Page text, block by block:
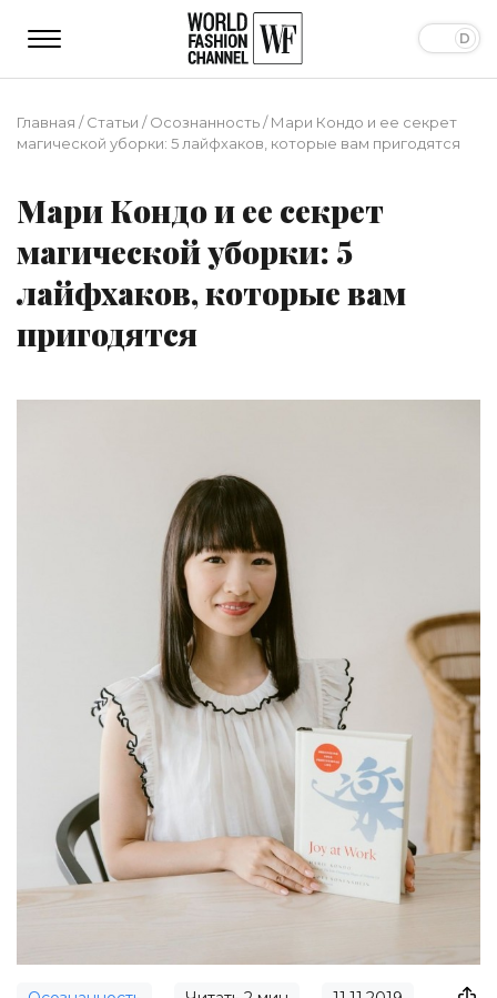
Главная /Статьи /Осознанность/Мари Кондо и ее секрет
магической уборки: 5 лайфхаков, которые вам пригодятся
Мари Кондо и ее секрет
магической уборки: 5
лайфхаков, которые вам
пригодятся